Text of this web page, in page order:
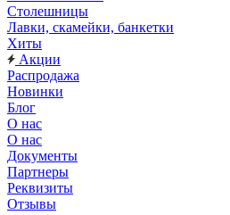
Столешницы
Лавки, скамейки, банкетки
Хиты
Акции
Распродажа
Новинки
Блог
О нас
О нас
Документы
Партнеры
Реквизиты
Отзывы